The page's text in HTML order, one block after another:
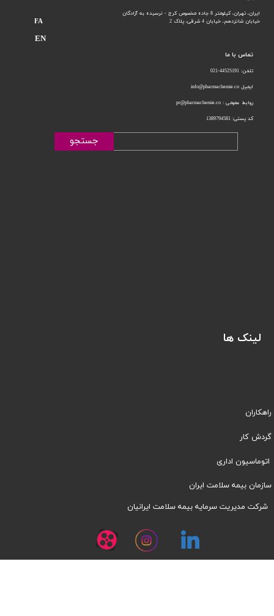
تماس با ما
تلفن: 44525191-021
ایمیل info@pharmachemie.co
روابط عمومی : pr@pharmachemie.co
کد پستی: 1389794581
ایران، تهران، کیلومتر 8 جاده مخصوص کرج - نرسیده به آزادگان
خیابان شانزدهم، خیابان 4 شرقی، پلاک 2
جستجو
لینک ها
راهکاران
​​گردش کار
اتوماسیون اداری
سازمان بیمه سلامت ایران
شرکت مدیریت سرمایه بیمه سلامت ایرانیان
FA